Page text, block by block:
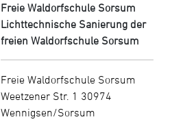
Freie Waldorfschule Sorsum
Lichttechnische Sanierung der
freien Waldorfschule Sorsum
Freie Waldorfschule Sorsum
Weetzener Str. 1 30974
Wennigsen/Sorsum